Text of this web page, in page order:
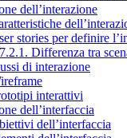
dell’interazione
stories per definire
7.2.1. Differenza tra
di interazione
interattivi
dell’interfaccia
dell’interfaccia